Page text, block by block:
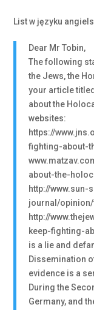
List w języku
Dear Mr Tobin,
The following
the Jews, the
your article
about the
websites:
https://
fighting-about-
about-the-
http://
journal/
http://
keep-fighting-
is a lie and
Dissemination
evidence is a
During the
Germany, and